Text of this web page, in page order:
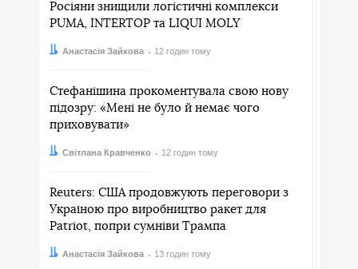
Росіяни знищили логістичні комплекси
PUMA, INTERTOP та LIQUI MOLY
Автор:
Анастасія Зайкова
Дата: 12 годин тому
Стефанішина прокоментувала свою нову
підозру: «Мені не було й немає чого
приховувати»
Автор:
Світлана Кравченко
Дата: 12 годин тому
Reuters: США продовжують переговори з
Україною про виробництво ракет для
Patriot, попри сумніви Трампа
Автор:
Анастасія Зайкова
Дата: 13 годин тому